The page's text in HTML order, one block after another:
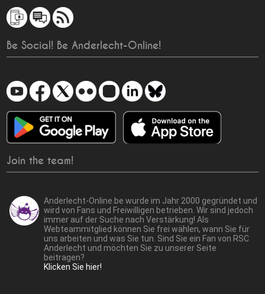
Be Social! Be Anderlecht-Online!
Join the team!
Anderlecht-Online.be wurde im Jahr 2000 gegründet und
wird von Fans und Freiwilligen betrieben. Wir sind jedoch
immer auf der Suche nach Verstärkung! Als
Webteammitglied können Sie frei wählen, wann Sie für
uns arbeiten und was Sie tun. Sind Sie ein Fan von RSC
Anderlecht und möchten Sie zu unserer Seite
beitragen?
Klicken Sie hier!